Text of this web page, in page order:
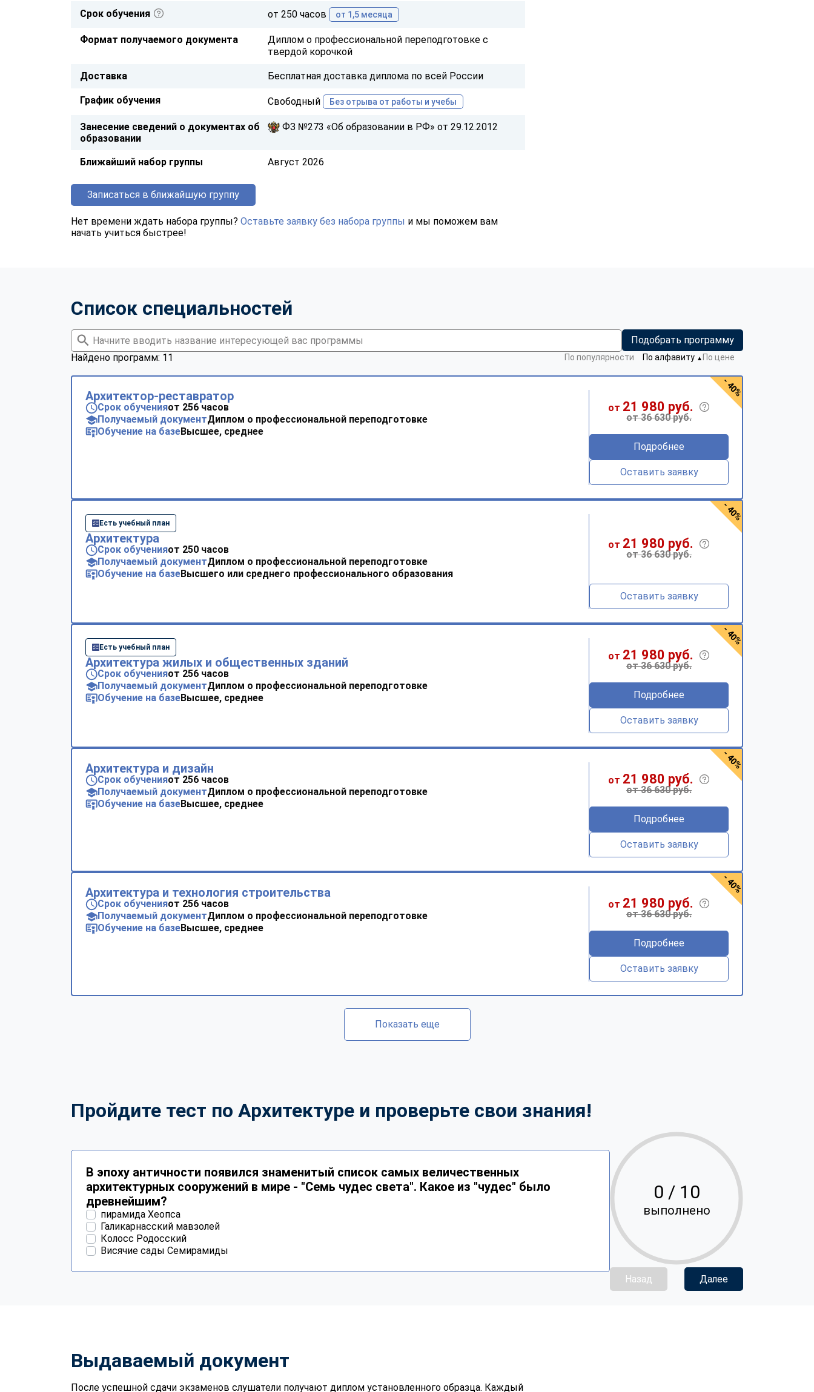
Срок обучения от 250 часов от 1,5 месяца
Формат получаемого документа
Диплом о профессиональной переподготовке с
твердой корочкой
Доставка Бесплатная доставка диплома по всей России
График обучения Свободный Без отрыва от работы и учебы
Занесение сведений о документах об
образовании
ФЗ №273 «Об образовании в РФ» от 29.12.2012
Ближайший набор группы Август 2026
Записаться в ближайшую группу
Нет времени ждать набора группы? Оставьте заявку без набора группы и мы поможем вам
начать учиться быстрее!
Список специальностей
Подобрать программу
Найдено программ: 11
По популярности По алфавиту ▼ По цене
Архитектор-реставратор
Срок обученияот 256 часов
Получаемый документДиплом о профессиональной переподготовке
Обучение на базеВысшее, среднее
от 21 980 руб.
от 36 630 руб.
Подробнее
Оставить заявку
- 40%
Есть учебный план
Архитектура
Срок обученияот 250 часов
Получаемый документДиплом о профессиональной переподготовке
Обучение на базеВысшего или среднего профессионального образования
от 21 980 руб.
от 36 630 руб.
Оставить заявку
- 40%
Есть учебный план
Архитектура жилых и общественных зданий
Срок обученияот 256 часов
Получаемый документДиплом о профессиональной переподготовке
Обучение на базеВысшее, среднее
от 21 980 руб.
от 36 630 руб.
Подробнее
Оставить заявку
- 40%
Архитектура и дизайн
Срок обученияот 256 часов
Получаемый документДиплом о профессиональной переподготовке
Обучение на базеВысшее, среднее
от 21 980 руб.
от 36 630 руб.
Подробнее
Оставить заявку
- 40%
Архитектура и технология строительства
Срок обученияот 256 часов
Получаемый документДиплом о профессиональной переподготовке
Обучение на базеВысшее, среднее
от 21 980 руб.
от 36 630 руб.
Подробнее
Оставить заявку
- 40%
Показать еще
Пройдите тест по Архитектуре и проверьте свои знания!
В эпоху античности появился знаменитый список самых величественных
архитектурных сооружений в мире - "Семь чудес света". Какое из "чудес" было
древнейшим?
пирамида Хеопса
Галикарнасский мавзолей
Колосс Родосский
Висячие сады Семирамиды
0 / 10
выполнено
Назад Далее
Выдаваемый документ
После успешной сдачи экзаменов слушатели получают диплом установленного образца. Каждый